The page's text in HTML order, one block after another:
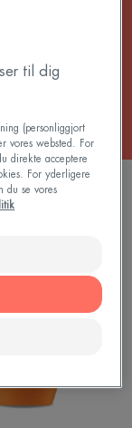
for en
PERFECTOR
SPF50+
farve
til dig
(personliggjort
vores websted. For
direkte acceptere
For yderligere
du se vores